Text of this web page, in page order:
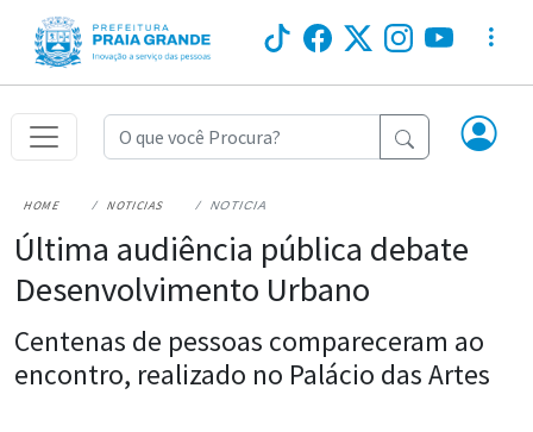
HOME NOTICIAS NOTICIA
Última audiência pública debate
Desenvolvimento Urbano
Centenas de pessoas compareceram ao
encontro, realizado no Palácio das Artes